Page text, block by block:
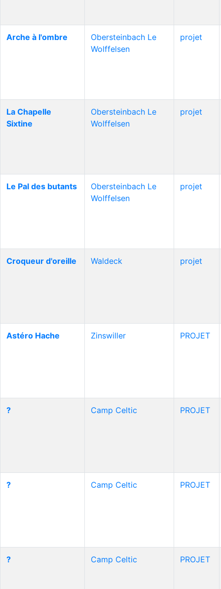
Arche à l'ombre
Obersteinbach Le
Wolffelsen
projet
La Chapelle
Sixtine
Obersteinbach Le
Wolffelsen
projet
Le Pal des butants
Obersteinbach Le
Wolffelsen
projet
Croqueur d'oreille Waldeck projet
Astéro Hache Zinswiller PROJET
? Camp Celtic PROJET
? Camp Celtic PROJET
? Camp Celtic PROJET